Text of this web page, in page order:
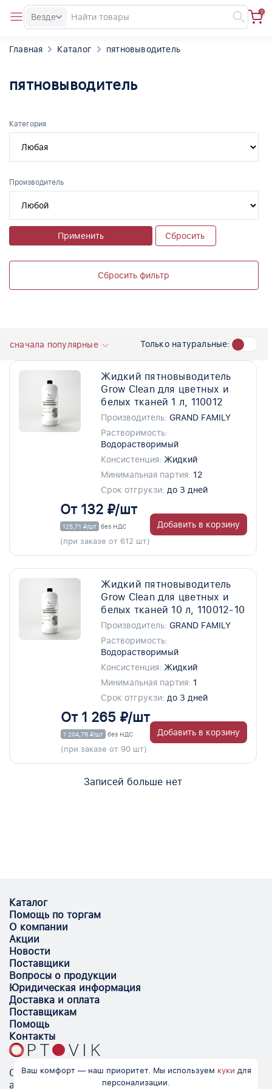
Везде
0
Главная Каталог пятновыводитель
пятновыводитель
Категория
Производитель
Применить Сбросить
Сбросить фильтр
сначала популярные Только натуральные:
Жидкий пятновыводитель
Grow Clean для цветных и
белых тканей 1 л, 110012
Производитель: GRAND FAMILY
Растворимость:
Водорастворимый
Консистенция: Жидкий
Минимальная партия: 12
Срок отгрукзи: до 3 дней
От 132 ₽/шт
125,71 ₽/шт без НДС
(при заказе от 612 шт)
Добавить в корзину
Жидкий пятновыводитель
Grow Clean для цветных и
белых тканей 10 л, 110012-10
Производитель: GRAND FAMILY
Растворимость:
Водорастворимый
Консистенция: Жидкий
Минимальная партия: 1
Срок отгрукзи: до 3 дней
От 1 265 ₽/шт
1 204,76 ₽/шт без НДС
(при заказе от 90 шт)
Добавить в корзину
Записей больше нет
Optovik.com - электронная площадка для
автоматизации закупок и поиска поставщиков.
Каталог
Помощь по торгам
О компании
Акции
Новости
Поставщики
Вопросы о продукции
Юридическая информация
Доставка и оплата
Поставщикам
Помощь
Контакты
Ваш комфорт — наш приоритет. Мы используем куки для
персонализации.